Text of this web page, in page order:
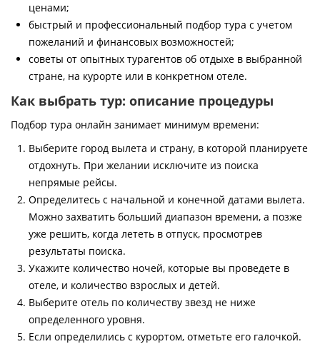
ценами;
быстрый и профессиональный подбор тура с учетом
пожеланий и финансовых возможностей;
советы от опытных турагентов об отдыхе в выбранной
стране, на курорте или в конкретном отеле.
Как выбрать тур: описание процедуры
Подбор тура онлайн занимает минимум времени:
Выберите город вылета и страну, в которой планируете
отдохнуть. При желании исключите из поиска
непрямые рейсы.
Определитесь с начальной и конечной датами вылета.
Можно захватить больший диапазон времени, а позже
уже решить, когда лететь в отпуск, просмотрев
результаты поиска.
Укажите количество ночей, которые вы проведете в
отеле, и количество взрослых и детей.
Выберите отель по количеству звезд не ниже
определенного уровня.
Если определились с курортом, отметьте его галочкой.